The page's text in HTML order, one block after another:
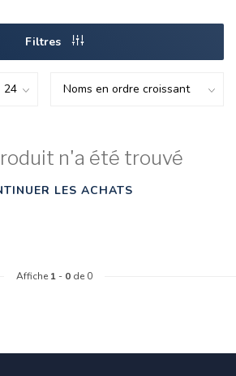
Filtres
n'a été trouvé
LES ACHATS
Affiche 1 - 0 de 0